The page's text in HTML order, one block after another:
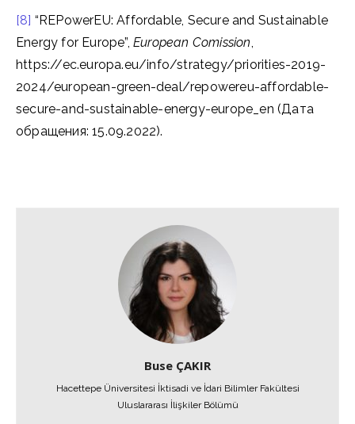
[8] “REPowerEU: Affordable, Secure and Sustainable
Energy for Europe”, European Comission,
https://ec.europa.eu/info/strategy/priorities-2019-
2024/european-green-deal/repowereu-affordable-
secure-and-sustainable-energy-europe_en (Дата
обращения: 15.09.2022).
Buse ÇAKIR
Hacettepe Üniversitesi İktisadi ve İdari Bilimler Fakültesi
Uluslararası İlişkiler Bölümü